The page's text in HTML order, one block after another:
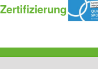
Zertifizierung